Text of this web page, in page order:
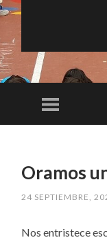
Menú
CONTENIDO
Oramos
24 SEPTIEMBRE,
Nos entristece